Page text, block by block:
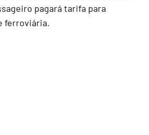
pagará tarifa para
ferroviária.